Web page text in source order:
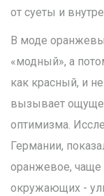
от суеты и
В моде
«модный», а
как красный, и
вызывает
оптимизма.
Германии,
оранжевое, чаще
окружающих -